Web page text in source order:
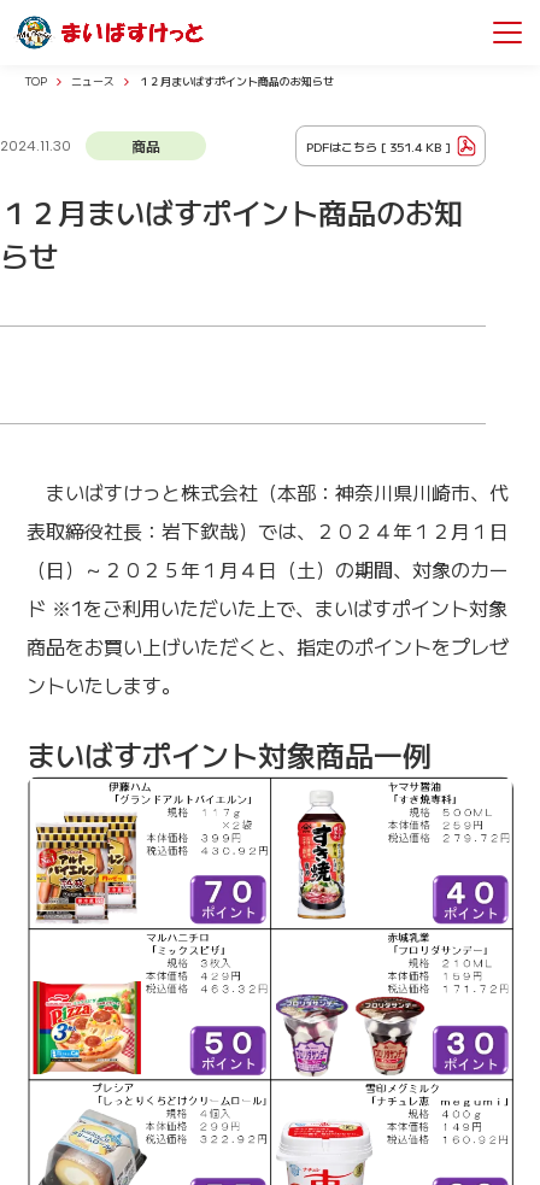
TOP ニュース １２月まいばすポイント商品のお知らせ
2024.11.30 商品 PDFはこちら [ 351.4 KB ]
１２月まいばすポイント商品のお知
らせ
まいばすけっと株式会社（本部：神奈川県川崎市、代
表取締役社長：岩下欽哉）では、２０２４年１２月１日
（日）～２０２５年１月４日（土）の期間、対象のカー
ド ※1をご利用いただいた上で、まいばすポイント対象
商品をお買い上げいただくと、指定のポイントをプレゼ
ントいたします。
まいばすポイント対象商品一例